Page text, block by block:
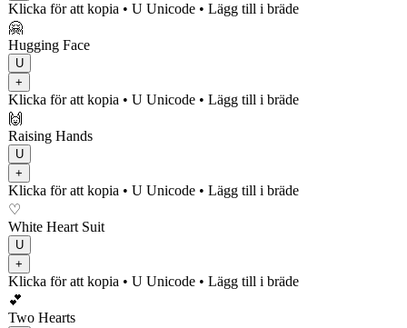
Klicka för att kopia • U Unicode • Lägg till i bräde
🤗
Hugging Face
U
+
Klicka för att kopia • U Unicode • Lägg till i bräde
🙌
Raising Hands
U
+
Klicka för att kopia • U Unicode • Lägg till i bräde
♡
White Heart Suit
U
+
Klicka för att kopia • U Unicode • Lägg till i bräde
💕
Two Hearts